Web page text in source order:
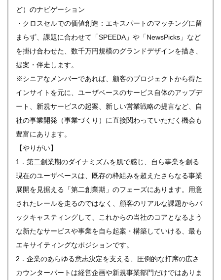
ど）のナビゲーション
・クロスセルでの価値創造：エキスパートのマッチングに留
まらず、課題に合わせて「SPEEDA」や「NewsPicks」など
を掛け合わせた、数千万円規模のグランドデザインを描き、
提案・伴走します。
※シニアなメンバーであれば、顧客のプロジェクトから得た
インサイトを元に、ユーザベースのサービス自体のアップデ
ート、新規サービスの起案、新しい営業戦略の提言など、自
社の事業開発（事業づくり）に直接関わっていただく機会も
豊富にあります。
【やりがい】
1．第二創業期のダイナミズムを肌で感じ、自ら事業を創る
現在のユーザベースは、既存の枠組みを超えたさらなる事業
展開を見据える「第二創業期」のフェーズにあります。用意
されたレールを走るのではなく、顧客のリアルな課題からバ
ックキャスティングして、これからの当社のコアとなるよう
な新たなサービスや事業を自ら起案・構築していける、最も
エキサイティングなポジションです。
2．企業のあらゆる意志決定を支える、圧倒的な打席の広さ
カウンターパートは経営企画や新規事業部門だけではありま